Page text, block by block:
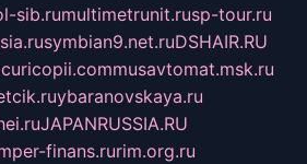
sib.rumultimetrunit.rusp-tour.ru
symbian9.net.ruDSHAIR.RU
musavtomat.msk.ru
ybaranovskaya.ru
JAPANRUSSIA.RU
finans.rurim.org.ru